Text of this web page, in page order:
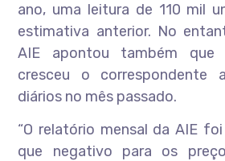
ano, uma leitura de 110 mil
estimativa anterior. No
AIE apontou também
cresceu o correspondente
diários no mês passado.
“O relatório mensal da AIE
que negativo para os